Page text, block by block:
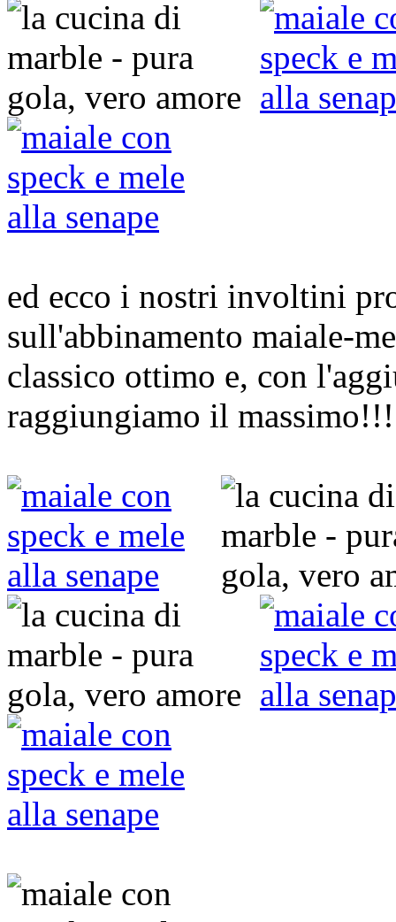
ed ecco i nostri involtini
sull'abbinamento maiale-
classico ottimo e, con
raggiungiamo il